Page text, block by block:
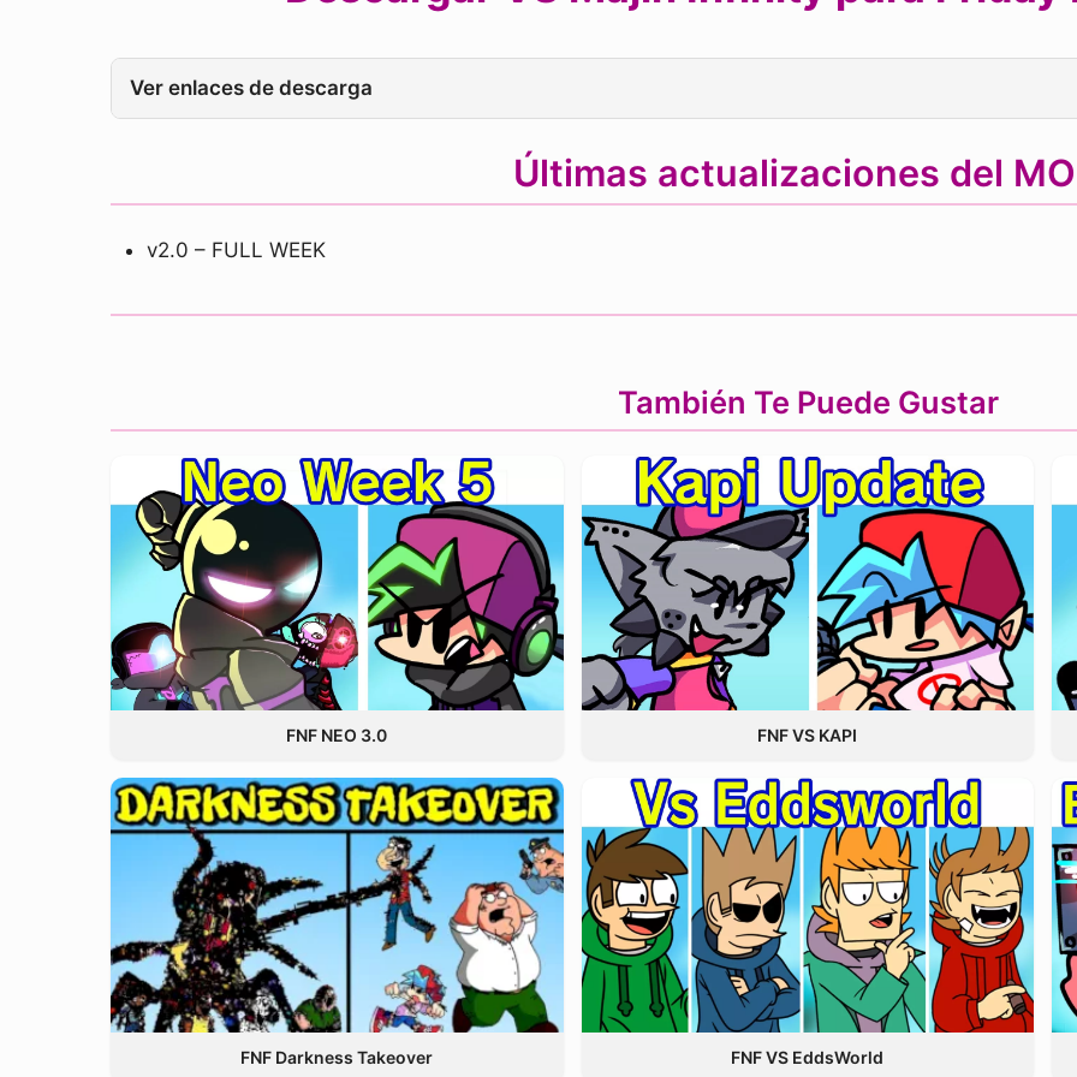
Ver enlaces de descarga
Últimas actualizaciones del
v2.0 – FULL WEEK
También Te Puede Gustar
FNF NEO 3.0 FNF VS KAPI
FNF Darkness Takeover FNF VS EddsWorld